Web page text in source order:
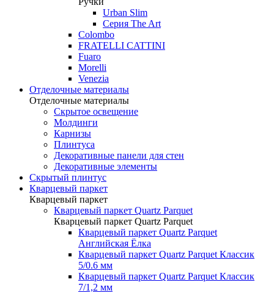
Urban Slim
Серия The Art
Colombo
FRATELLI CATTINI
Fuaro
Morelli
Venezia
Отделочные материалы
Отделочные материалы
Скрытое освещение
Молдинги
Карнизы
Плинтуса
Декоративные панели для стен
Декоративные элементы
Скрытый плинтус
Кварцевый паркет
Кварцевый паркет
Кварцевый паркет Quartz Parquet
Кварцевый паркет Quartz Parquet
Кварцевый паркет Quartz Parquet
Английская Ёлка
Кварцевый паркет Quartz Parquet Классик
5/0.6 мм
Кварцевый паркет Quartz Parquet Классик
7/1,2 мм